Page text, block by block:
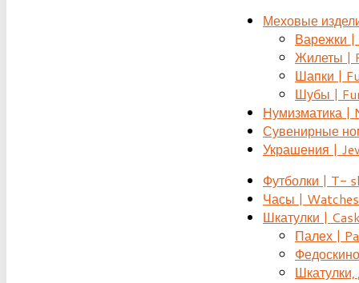
Меховые
Варежки
Жилеты |
Шапки |
Шубы |
Нумизматика |
Сувенирные
Украшения |
Футболки | T-
Часы | Watches
Шкатулки |
Палех |